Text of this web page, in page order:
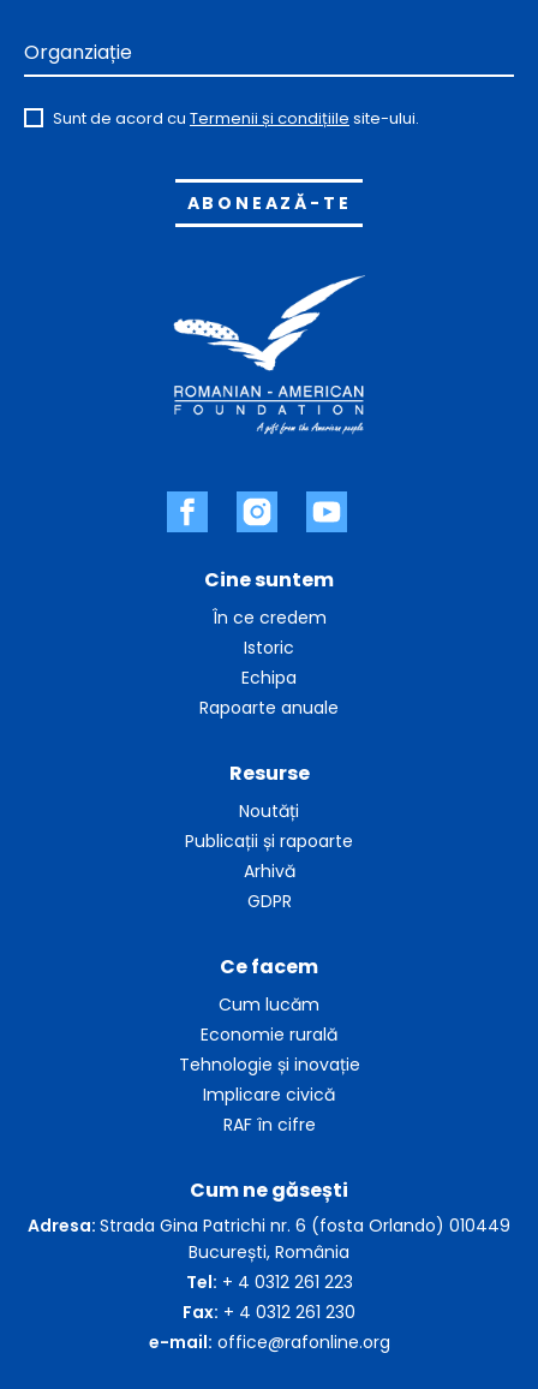
Cine suntem
În ce credem
Istoric
Echipa
Rapoarte anuale
Ce facem
Cum lucăm
Economie rurală
Tehnologie și inovație
Implicare civică
RAF în cifre
Resurse
Noutăți
Publicații și rapoarte
Arhivă
GDPR
Cum ne găsești
Adresa: Strada Gina Patrichi nr. 6 (fosta Orlando) 010449
București, România
Tel: + 4 0312 261 223
Fax: + 4 0312 261 230
e-mail: office@rafonline.org
Organziație
Sunt de acord cu Termenii și condițiile site-ului.